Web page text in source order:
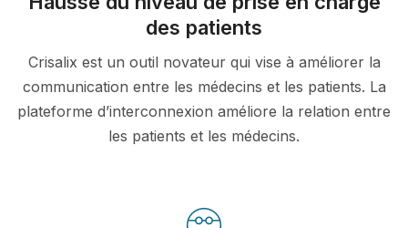
des patients
Crisalix est un outil novateur qui vise à améliorer la
communication entre les médecins et les patients. La
plateforme d’interconnexion améliore la relation entre
les patients et les médecins.